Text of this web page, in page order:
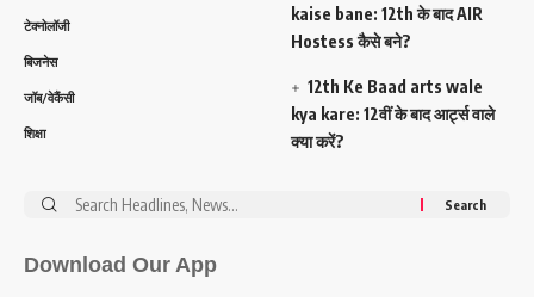
टेक्नोलॉजी
बिजनेस
जॉब/वेकैंसी
शिक्षा
kaise bane: 12th के बाद AIR
Hostess कैसे बने?
12th Ke Baad arts wale
kya kare: 12वीं के बाद आर्ट्स वाले
क्या करें?
Search
Download Our App